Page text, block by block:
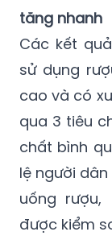
2017).
Tình hình
tăng nhanh
Các kết
sử dụng
cao và có
qua 3 tiêu
chất bình
lệ người dân